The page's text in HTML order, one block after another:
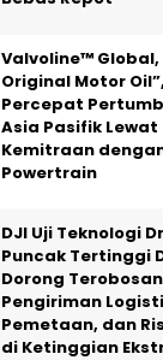
Valvoline™ Global,
Original Motor Oil”,
Percepat
Asia Pasifik Lewat
Kemitraan
Powertrain
DJI Uji Teknologi
Puncak Tertinggi
Dorong Terobosan
Pengiriman
Pemetaan, dan
di Ketinggian